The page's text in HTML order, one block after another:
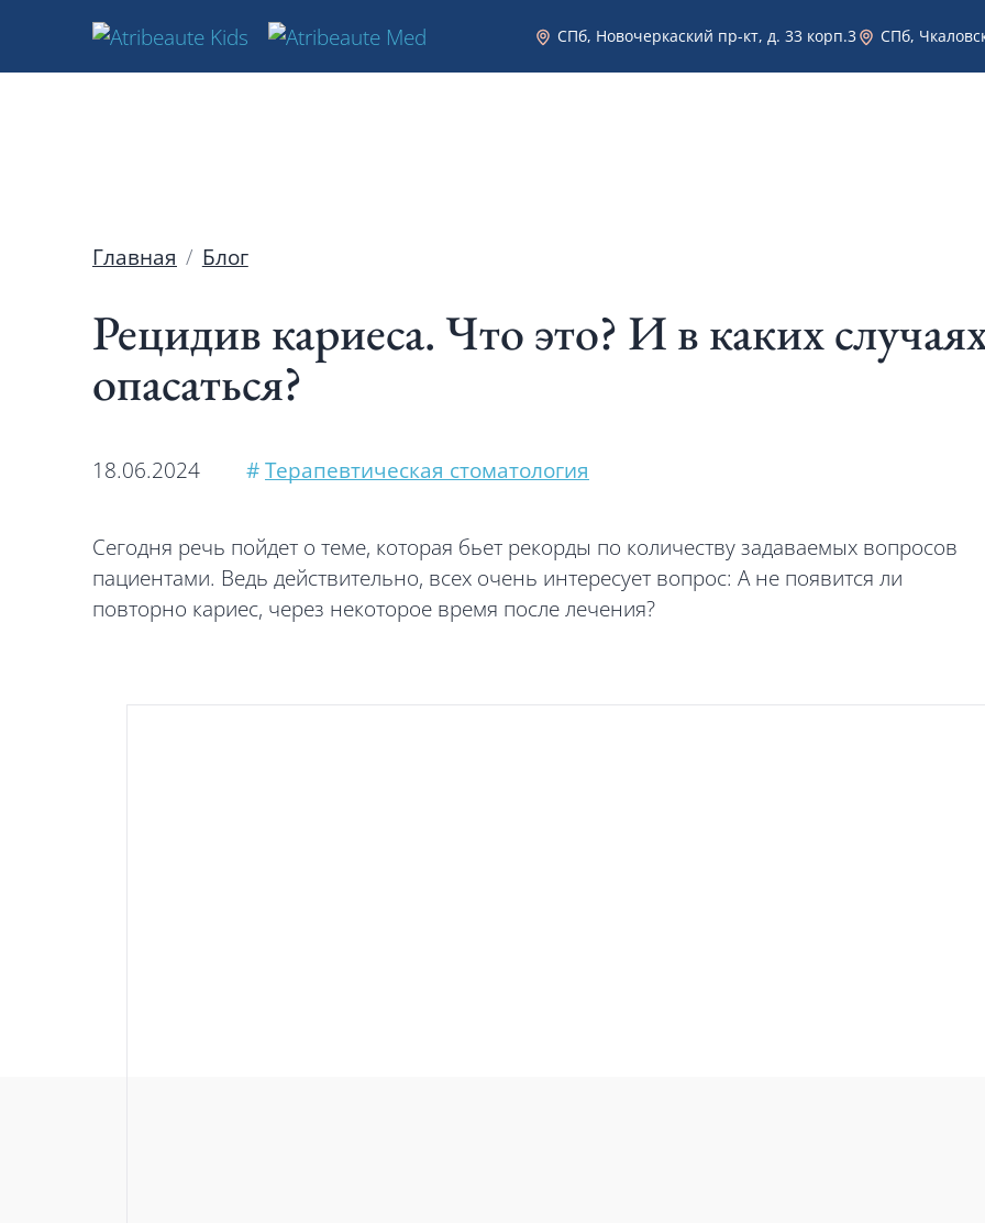
СПб, Новочеркаский пр-кт, д. 33 корп.3 СПб,
Главная Блог
Рецидив кариеса. Что это? И в каких
опасаться?
18.06.2024 #Терапевтическая стоматология
Сегодня речь пойдет о теме, которая бьет рекорды по количеству задаваемых вопросов
пациентами. Ведь действительно, всех очень интересует вопрос: А не появится ли
повторно кариес, через некоторое время после лечения?